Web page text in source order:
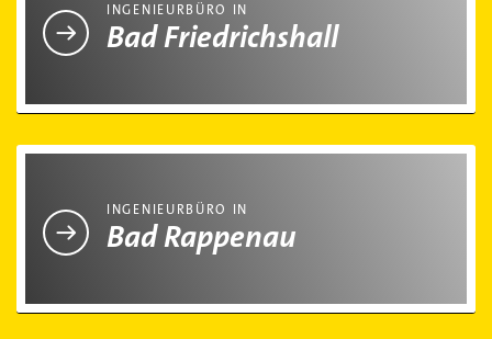
INGENIEURBÜRO IN
Bad Friedrichshall
INGENIEURBÜRO IN
Bad Rappenau